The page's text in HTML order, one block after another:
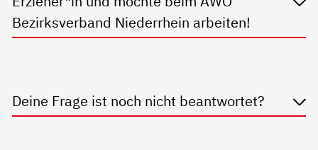
Bezirksverband Niederrhein arbeiten!
Deine Frage ist noch nicht beantwortet?